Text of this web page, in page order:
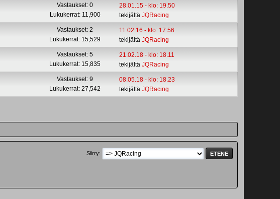
Vastaukset: 0
Lukukerrat: 11,900
28.01.15 - klo: 19.50
tekijältäJQRacing
Vastaukset: 2
Lukukerrat: 15,529
11.02.16 - klo: 17.56
tekijältäJQRacing
Vastaukset: 5
Lukukerrat: 15,835
21.02.18 - klo: 18.11
tekijältäJQRacing
Vastaukset: 9
Lukukerrat: 27,542
08.05.18 - klo: 18.23
tekijältäJQRacing
Siirry